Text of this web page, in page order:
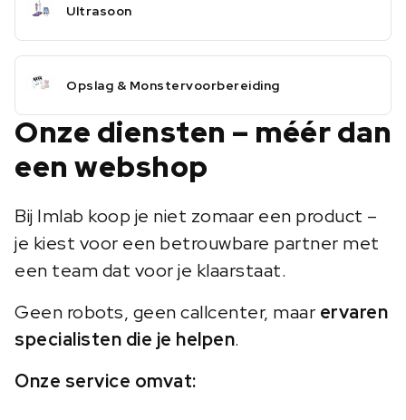
Ultrasoon
Opslag & Monstervoorbereiding
Onze diensten – méér dan
een webshop
Bij Imlab koop je niet zomaar een product –
je kiest voor een betrouwbare partner met
een team dat voor je klaarstaat.
Geen robots, geen callcenter, maar ervaren
specialisten die je helpen.
Onze service omvat: